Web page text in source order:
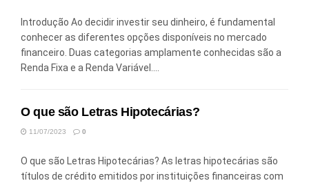
Introdução Ao decidir investir seu dinheiro, é fundamental
conhecer as diferentes opções disponíveis no mercado
financeiro. Duas categorias amplamente conhecidas são a
Renda Fixa e a Renda Variável....
O que são Letras Hipotecárias?
11/07/2023 0
O que são Letras Hipotecárias? As letras hipotecárias são
títulos de crédito emitidos por instituições financeiras com